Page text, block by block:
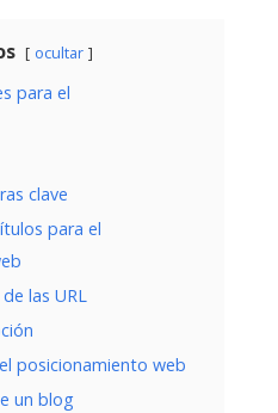
ocultar
para el
clave
para el
las URL
posicionamiento web
un blog